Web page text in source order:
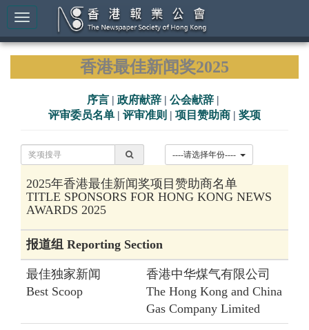
香港最佳新闻奖2025
序言 | 政府献辞 | 公会献辞 |
评审委员名单 | 评审准则 | 项目赞助商 | 奖项
2025年香港最佳新闻奖项目赞助商名单
TITLE SPONSORS FOR HONG KONG NEWS
AWARDS 2025
报道组 Reporting Section
最佳独家新闻
Best Scoop
香港中华煤气有限公司
The Hong Kong and China
Gas Company Limited